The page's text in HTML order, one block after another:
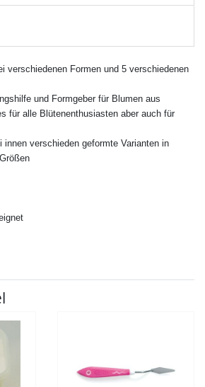
verschiedenen Formen und 5 verschiedenen
und Formgeber für Blumen aus
für alle Blütenenthusiasten aber auch für
innen verschieden geformte Varianten in